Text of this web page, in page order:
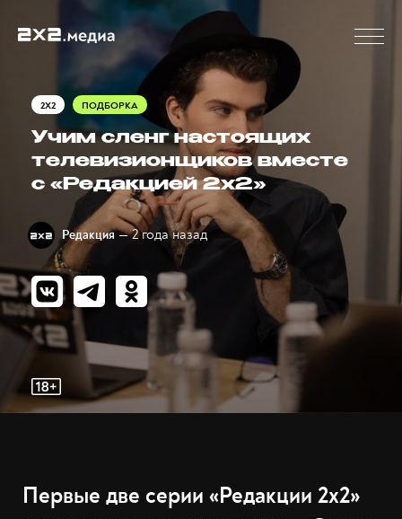
2X2 ПОДБОРКА
Учим сленг настоящих
телевизионщиков вместе
с «Редакцией 2х2»
Редакция — 2 года назад
Первые две серии «Редакции 2х2»